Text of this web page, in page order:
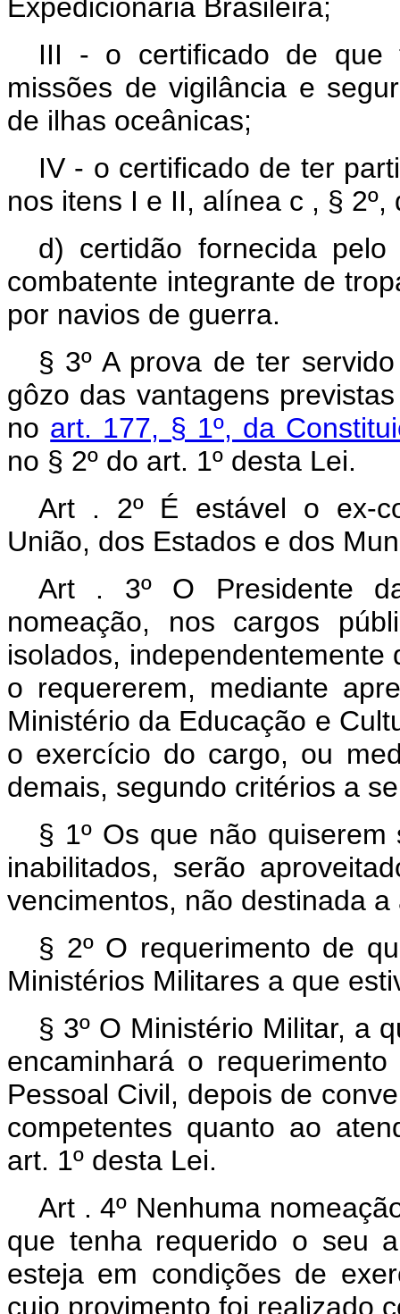
Expedicionária Brasileira;
III - o certificado de que
missões de vigilância e
de ilhas oceânicas;
IV - o certificado de ter
nos itens I e II, alínea c , §
d) certidão fornecida
combatente integrante de
por navios de guerra.
§ 3º A prova de ter
gôzo das vantagens
no art. 177, § 1º, da
no § 2º do art. 1º desta Lei.
Art . 2º É estável o ex-
União, dos Estados e dos
Art . 3º O Presidente
nomeação, nos cargos
isolados,
o requererem, mediante
Ministério da Educação e
o exercício do cargo, ou
demais, segundo critérios a
§ 1º Os que não
inabilitados, serão
vencimentos, não destinada a
§ 2º O requerimento de
Ministérios Militares a que
§ 3º O Ministério Militar, a
encaminhará o
Pessoal Civil, depois de
competentes quanto ao
art. 1º desta Lei.
Art . 4º Nenhuma
que tenha requerido o seu
esteja em condições de
cujo provimento foi realizado